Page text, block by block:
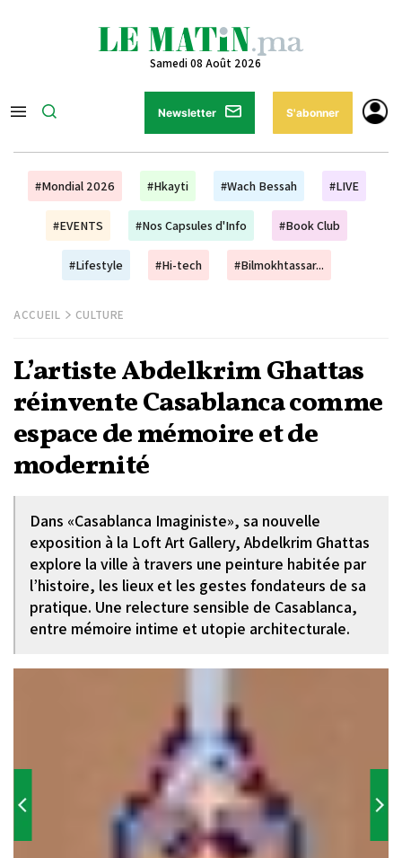
Samedi 08 Août 2026
Newsletter S'abonner
#Mondial 2026 #Hkayti #Wach Bessah #LIVE
#EVENTS #Nos Capsules d'Info #Book Club
#Lifestyle #Hi-tech #Bilmokhtassar...
ACCUEIL CULTURE
L’artiste Abdelkrim Ghattas
réinvente Casablanca comme
espace de mémoire et de
modernité
Dans «Casablanca Imaginiste», sa nouvelle
exposition à la Loft Art Gallery, Abdelkrim Ghattas
explore la ville à travers une peinture habitée par
l’histoire, les lieux et les gestes fondateurs de sa
pratique. Une relecture sensible de Casablanca,
entre mémoire intime et utopie architecturale.